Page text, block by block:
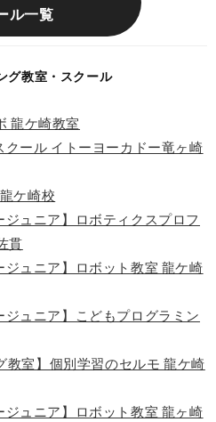
ル一覧
グ教室・スクール
龍ケ崎教室
ール イトーヨーカドー竜ヶ崎
ケ崎校
ジュニア】ロボティクスプロフ
貫
ジュニア】ロボット教室 龍ケ崎
ジュニア】こどもプログラミン
教室】個別学習のセルモ 龍ケ崎
ジュニア】ロボット教室 龍ヶ崎